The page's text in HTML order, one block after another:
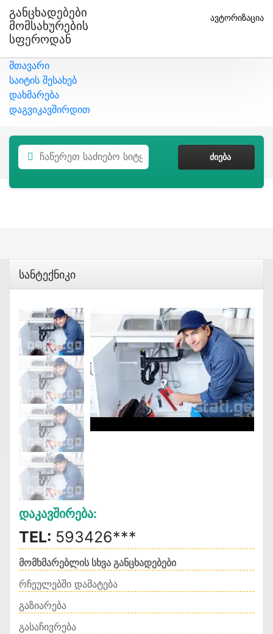
Განცხადებები
Მომსახურების
Სფეროდან
ავტორიზაცია
მთავარი
საიტის შესახებ
დახმარება
დაგვიკავშირდით
ᲫᲘᲔᲑᲐ
Სანტექნიკი
Დაკავშირება:
TEL: 593426***
მომხმარებლის სხვა განცხადებები
რჩეულებში დამატება
გაზიარება
გასაჩივრება